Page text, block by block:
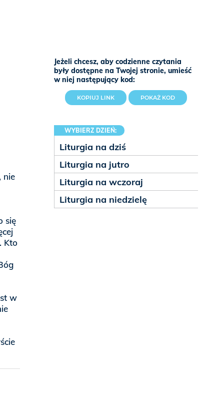
nie
się
Kto
w
Jeżeli chcesz, aby codzienne czytania
były dostępne na Twojej stronie, umieść
w niej następujący kod:
KOPIUJ LINK POKAŻ KOD
WYBIERZ DZIEŃ:
Liturgia na dziś
Liturgia na jutro
Liturgia na wczoraj
Liturgia na niedzielę